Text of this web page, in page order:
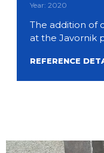
Year: 2020
The addition of
at the Javornik
REFERENCE